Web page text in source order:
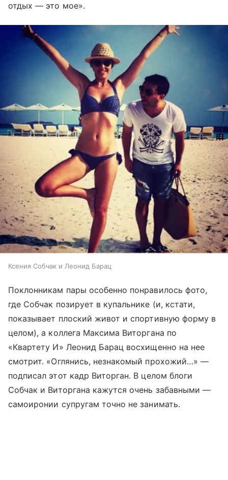
отдых — это мое».
Ксения Собчак и Леонид Барац
Поклонникам пары особенно понравилось фото,
где Собчак позирует в купальнике (и, кстати,
показывает плоский живот и спортивную форму в
целом), а коллега Максима Виторгана по
«Квартету И» Леонид Барац восхищенно на нее
смотрит. «Оглянись, незнакомый прохожий…» —
подписал этот кадр Виторган. В целом блоги
Собчак и Виторгана кажутся очень забавными —
самоиронии супругам точно не занимать.